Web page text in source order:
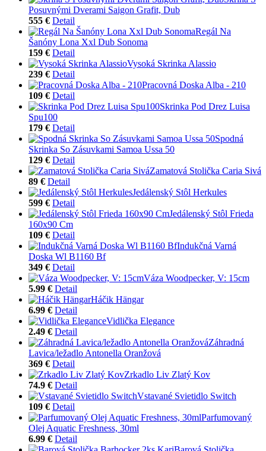
Posuvnými Dverami Saigon Grafit, Dub
555 € Detail
Regál Na
Šanóny Lona Xxl Dub Sonoma
159 € Detail
Vysoká Skrinka Alassio
239 € Detail
Pracovná Doska Alba - 210
109 € Detail
Skrinka Pod Drez Luisa
Spu100
179 € Detail
Spodná
Skrinka So Zásuvkami Samoa Ussa 50
129 € Detail
Zamatová Stolička Caria Sivá
89 € Detail
Jedálenský Stôl Herkules
599 € Detail
Jedálenský Stôl Frieda
160x90 Cm
109 € Detail
Indukčná Varná
Doska Wl B1160 Bf
349 € Detail
Váza Woodpecker, V: 15cm
5.99 € Detail
Háčik Hängar
6.99 € Detail
Vidlička Elegance
2.49 € Detail
Záhradná
Lavica/ležadlo Antonella Oranžová
369 € Detail
Zrkadlo Liv Zlatý Kov
74.9 € Detail
Vstavané Svietidlo Switch
109 € Detail
Parfumovaný
Olej Aquatic Freshness, 30ml
6.99 € Detail